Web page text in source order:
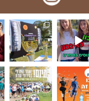
במרוצי שדה!! עמק המעיינות
משתתפ
במרוצי שדה! מאות משתתפ